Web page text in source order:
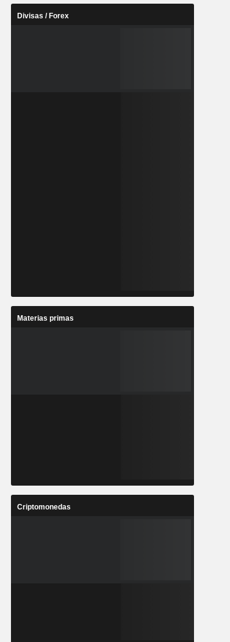
Divisas / Forex
Materias primas
Criptomonedas